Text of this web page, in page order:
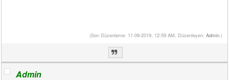
(Son Düzenleme: 11-09-2019, 12:59 AM, Düzenleyen: Admin.)
Admin